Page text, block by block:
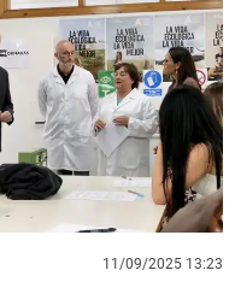
11/09/2025 13:23